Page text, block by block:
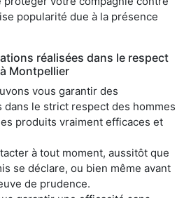
popularité due à la présence
réalisées dans le respect
Montpellier
vous garantir des
le strict respect des hommes
produits vraiment efficaces et
à tout moment, aussitôt que
se déclare, ou bien même avant
de prudence.